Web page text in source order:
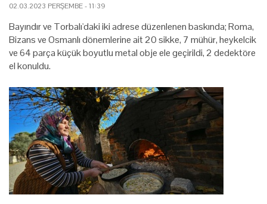
02.03.2023 PERŞEMBE - 11:39
Bayındır ve Torbalı'daki iki adrese düzenlenen baskında; Roma,
Bizans ve Osmanlı dönemlerine ait 20 sikke, 7 mühür, heykelcik
ve 64 parça küçük boyutlu metal obje ele geçirildi, 2 dedektöre
el konuldu.